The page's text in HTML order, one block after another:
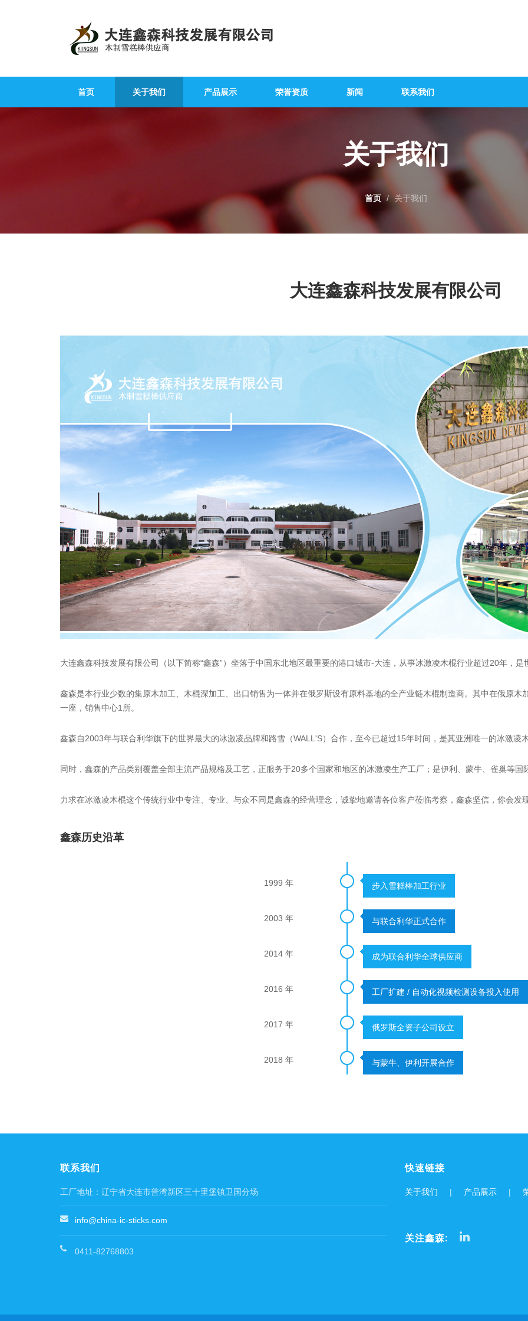
首页 关于我们 产品展示 荣誉资质 新闻 联系我们
关于我们
首页 关于我们
大连鑫森科技发展有限公司
大连鑫森科技发展有限公司（以下简称“鑫森”）坐落于中国东北地区最重要的港口城市-大连，从事冰激凌木棍行业超过20年，是
鑫森是本行业少数的集原木加工、木棍深加工、出口销售为一体并在俄罗斯设有原料基地的全产业链木棍制造商。其中在俄原
一座，销售中心1所。
鑫森自2003年与联合利华旗下的世界最大的冰激凌品牌和路雪（WALL'S）合作，至今已超过15年时间，是其亚洲唯一的冰激凌
同时，鑫森的产品类别覆盖全部主流产品规格及工艺，正服务于20多个国家和地区的冰激凌生产工厂；是伊利、蒙牛、雀巢等国
力求在冰激凌木棍这个传统行业中专注、专业、与众不同是鑫森的经营理念，诚挚地邀请各位客户莅临考察，鑫森坚信，你会发
鑫森历史沿革
1999 年 步入雪糕棒加工行业
2003 年 与联合利华正式合作
2014 年 成为联合利华全球供应商
2016 年 工厂扩建 / 自动化视频检测设备投入使用
2017 年 俄罗斯全资子公司设立
2018 年 与蒙牛、伊利开展合作
联系我们
工厂地址：辽宁省大连市普湾新区三十里堡镇卫国分场
info@china-ic-sticks.com
0411-82768803
快速链接
关于我们 | 产品展示 |
关注鑫森: